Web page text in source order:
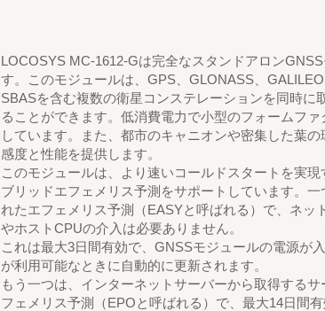
LOCOSYS MC-1612-Gは完全なスタンドアロン
す。このモジュールは、GPS、GLONASS、GALILEO
SBASを含む複数の衛星コンステレーションを同時に
ることができます。低消費電力で小型のフォームファ
しています。また、都市のキャニオンや密集した葉の
感度と性能を提供します。
このモジュールは、より速いコールドスタートを実現
ブリッドエフェメリス予測をサポートしています。一
れたエフェメリス予測（EASYと呼ばれる）で、ネッ
やホストCPUの介入は必要ありません。
これは最大3日間有効で、GNSSモジュールの電源が
が利用可能なときに自動的に更新されます。
もう一つは、インターネットサーバーから取得するサ
フェメリス予測（EPOと呼ばれる）で、最大14日間